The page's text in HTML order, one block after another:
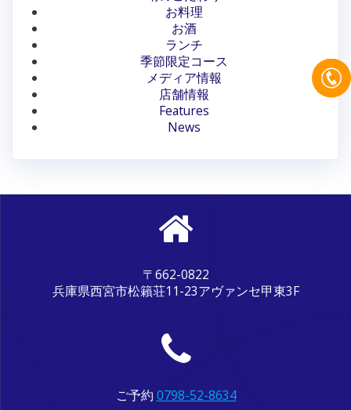
ー
シ
ョ
ン
お料理
お酒
ランチ
季節限定コース
メディア情報
店舗情報
Features
News
〒662-0822
兵庫県西宮市松籟荘11-23アヴァンセ甲東3F
ご予約 0798-52-8634